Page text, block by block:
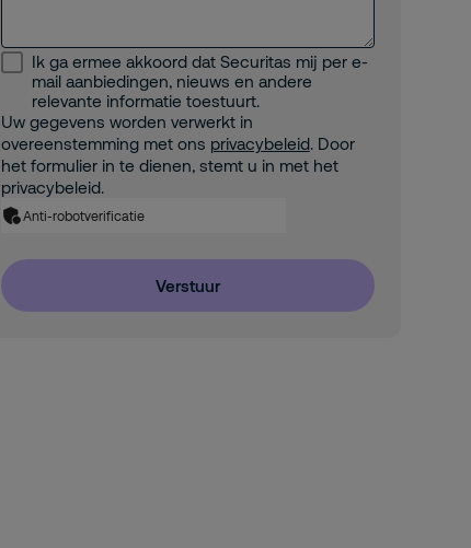
Ik ga ermee akkoord dat Securitas mij per e-
mail aanbiedingen, nieuws en andere
relevante informatie toestuurt.
Uw gegevens worden verwerkt in
overeenstemming met ons privacybeleid. Door
het formulier in te dienen, stemt u in met het
privacybeleid.
Anti-robotverificatie
Verstuur